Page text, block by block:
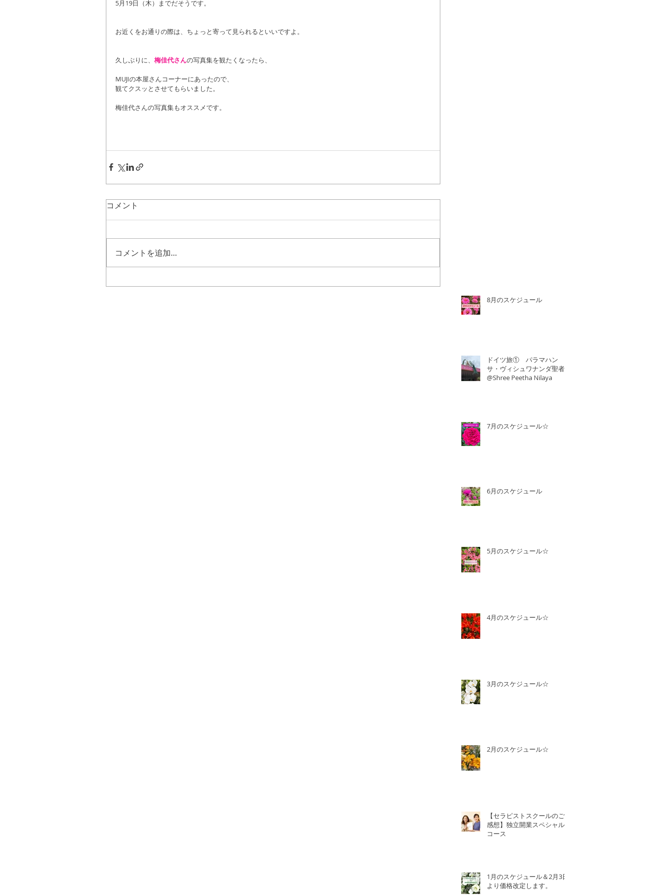
5月19日（木）までだそうです。
お近くをお通りの際は、ちょっと寄って見られるといいですよ。
久しぶりに、 梅佳代さんの写真集を観たくなったら、
MUJIの本屋さんコーナーにあったので、
観てクスッとさせてもらいました。
梅佳代さんの写真集もオススメです。
コメント
コメントを追加…
8月のスケジュール
ドイツ旅① パラマハン
サ・ヴィシュワナンダ聖者
@Shree Peetha Nilaya
7月のスケジュール☆
6月のスケジュール
5月のスケジュール☆
4月のスケジュール☆
3月のスケジュール☆
2月のスケジュール☆
【セラピストスクールのご
感想】独立開業スペシャル
コース
1月のスケジュール＆2月3日
より価格改定します。